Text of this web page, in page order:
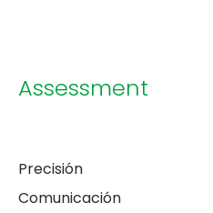
Assessment
Precisión
Comunicación